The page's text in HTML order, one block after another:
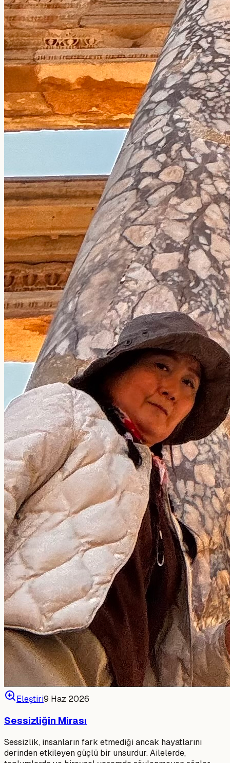
Eleştiri9 Haz 2026
Sessizliğin Mirası
Sessizlik, insanların fark etmediği ancak hayatlarını
derinden etkileyen güçlü bir unsurdur. Ailelerde,